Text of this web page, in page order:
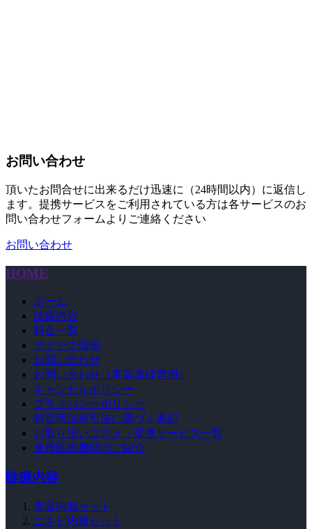
お問い合わせ
頂いたお問合せに出来るだけ迅速に（24時間以内）に返信し
ます。提携サービスをご利用されている方は各サービスのお
問い合わせフォームよりご連絡ください
お問い合わせ
HOME
ホーム
診療内容
料金一覧
アクセス情報
お問い合わせ
お問い合わせ（事業者様専用）
キャンセルポリシー
プライバシーポリシー
特定商法取引法に基づく表記
お取り扱いコスメ・提携サービス一覧
連携医療機関のご紹介
診療内容
美容内服セット
ニキビ内服セット